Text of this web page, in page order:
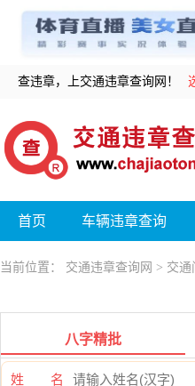
查违章，上交通违章查询网！
首页 车辆违章查询
当前位置： 交通违章查询网 > 交通
八字精批
姓 名